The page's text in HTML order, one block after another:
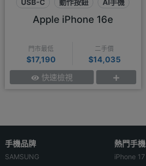
USB-C 動作按鈕 AI手機
Apple iPhone 16e
門市最低
$17,190
二手價
$14,035
快速檢視
手機品牌
SAMSUNG
熱門手機
iPhone 17